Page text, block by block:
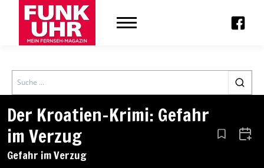
Search
Der Kroatien-Krimi: Gefahr
im Verzug
Gefahr im Verzug
Aus den